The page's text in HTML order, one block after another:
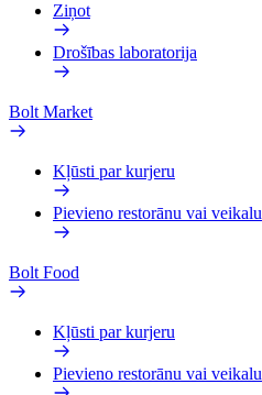
Ziņot
Drošības laboratorija
Bolt Market
Kļūsti par kurjeru
Pievieno restorānu vai veikalu
Bolt Food
Kļūsti par kurjeru
Pievieno restorānu vai veikalu